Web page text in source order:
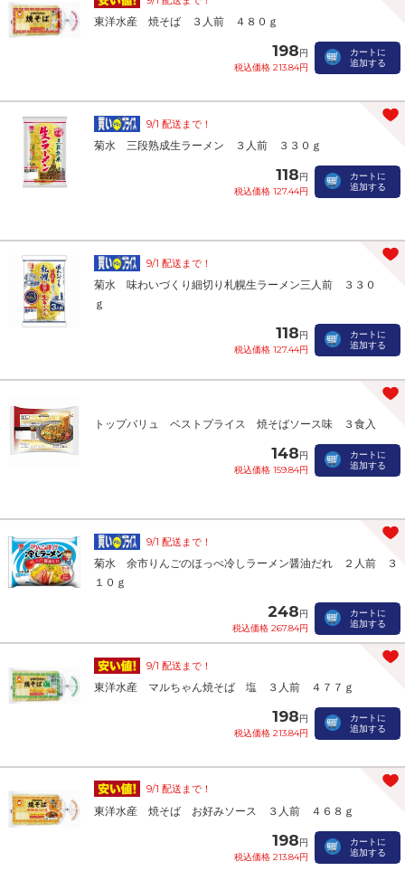
東洋水産 焼そば ３人前 ４８０ｇ
198円
税込価格 213.84円
カートに
追加する
9/1 配送まで！
菊水 三段熟成生ラーメン ３人前 ３３０ｇ
118円
税込価格 127.44円
カートに
追加する
9/1 配送まで！
菊水 味わいづくり細切り札幌生ラーメン三人前 ３３０
ｇ
118円
税込価格 127.44円
カートに
追加する
トップバリュ ベストプライス 焼そばソース味 ３食入
148円
税込価格 159.84円
カートに
追加する
9/1 配送まで！
菊水 余市りんごのほっぺ冷しラーメン醤油だれ ２人前 ３
１０ｇ
248円
税込価格 267.84円
カートに
追加する
9/1 配送まで！
東洋水産 マルちゃん焼そば 塩 ３人前 ４７７ｇ
198円
税込価格 213.84円
カートに
追加する
9/1 配送まで！
東洋水産 焼そば お好みソース ３人前 ４６８ｇ
198円
税込価格 213.84円
カートに
追加する